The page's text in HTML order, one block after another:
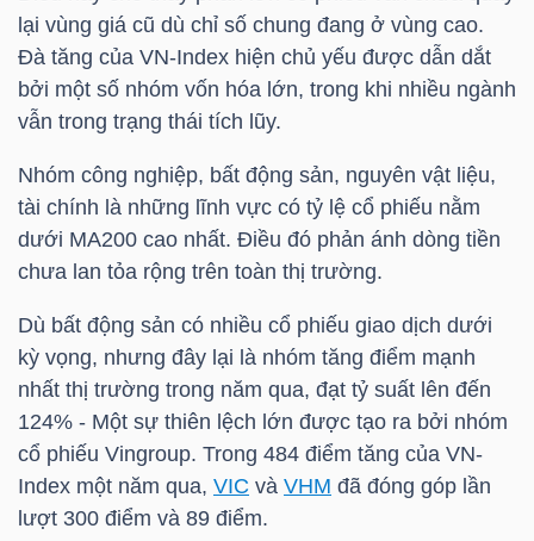
lại vùng giá cũ dù chỉ số chung đang ở vùng cao.
Đà tăng của VN-Index hiện chủ yếu được dẫn dắt
bởi một số nhóm vốn hóa lớn, trong khi nhiều ngành
vẫn trong trạng thái tích lũy.
Nhóm công nghiệp, bất động sản, nguyên vật liệu,
tài chính là những lĩnh vực có tỷ lệ cổ phiếu nằm
dưới MA200 cao nhất. Điều đó phản ánh dòng tiền
chưa lan tỏa rộng trên toàn thị trường.
Dù bất động sản có nhiều cổ phiếu giao dịch dưới
kỳ vọng, nhưng đây lại là nhóm tăng điểm mạnh
nhất thị trường trong năm qua, đạt tỷ suất lên đến
124% - Một sự thiên lệch lớn được tạo ra bởi nhóm
cổ phiếu Vingroup. Trong 484 điểm tăng của VN-
Index một năm qua, VIC và VHM đã đóng góp lần
lượt 300 điểm và 89 điểm.
KINH
TẾ
THẾ
GIỚI
ĐÔNG
DƯƠNG
TÀI
CHÍNH
CÁ